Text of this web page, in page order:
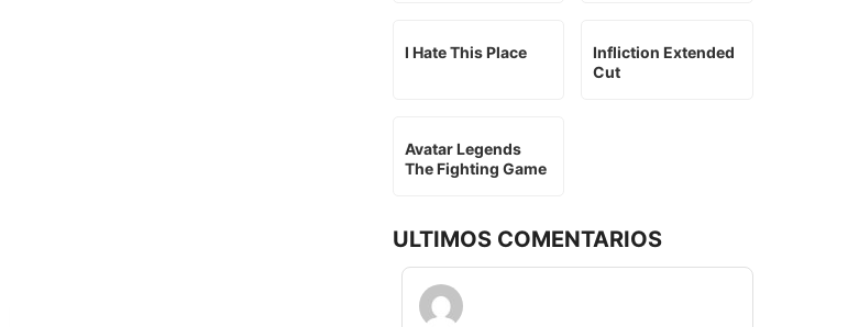
I Hate This Place
Infliction Extended
Cut
Avatar Legends
The Fighting Game
ULTIMOS COMENTARIOS